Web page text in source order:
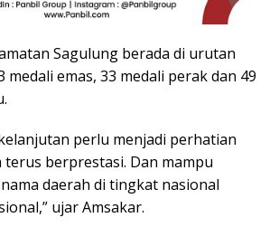
Sagulung berada di urutan
medali emas, 33 medali perak dan 49
perlu menjadi perhatian
berprestasi. Dan mampu
daerah di tingkat nasional
ujar Amsakar.